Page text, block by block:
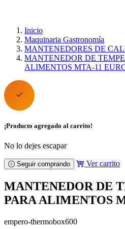
Inicio
Maquinaria Gastronomía
MANTENEDORES DE
MANTENEDOR DE
ALIMENTOS MTA-11
¡Producto agregado al carrito!
No lo dejes escapar
Seguir comprando Ver carrito
MANTENEDOR DE
PARA ALIMENTOS
empero-thermobox600